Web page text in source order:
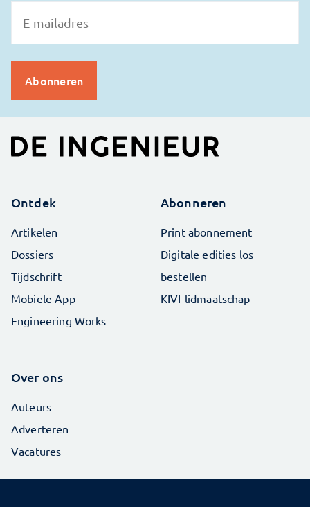
Ontdek
Artikelen
Dossiers
Tijdschrift
Mobiele App
Engineering Works
Abonneren
Print abonnement
Digitale edities los
bestellen
KIVI-lidmaatschap
Over ons
Auteurs
Adverteren
Vacatures